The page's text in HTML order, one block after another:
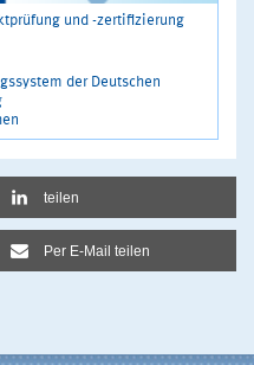
und -zertifizierung
der Deutschen
teilen
Per E-Mail teilen